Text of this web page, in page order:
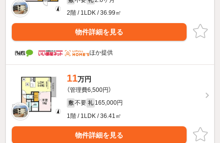
2階 / 1LDK / 36.99㎡
物件詳細を見る
ほか提供
11万円
（管理費6,500円）
敷 不要 礼 165,000円
1階 / 1LDK / 36.41㎡
物件詳細を見る